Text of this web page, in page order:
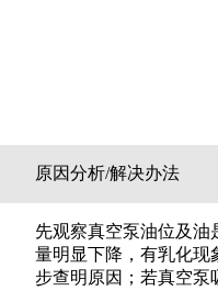
原因分析/解决办法
先观察真空泵油位及油
量明显下降，有乳化现
步查明原因；若真空泵